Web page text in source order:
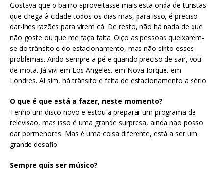
Gostava que o bairro aproveitasse mais esta onda de turistas
que chega à cidade todos os dias mas, para isso, é preciso
dar-lhes razões para virem cá. De resto, não há nada de que
não goste ou que me faça falta. Oiço as pessoas queixarem-
se do trânsito e do estacionamento, mas não sinto esses
problemas. Ando sempre a pé e quando preciso de sair, vou
de mota. Já vivi em Los Angeles, em Nova Iorque, em
Londres. Aí sim, há trânsito e falta de estacionamento a sério.
O que é que está a fazer, neste momento?
Tenho um disco novo e estou a preparar um programa de
televisão, mas isso é uma grande surpresa, ainda não posso
dar pormenores. Mas é uma coisa diferente, está a ser um
grande desafio.
Sempre quis ser músico?